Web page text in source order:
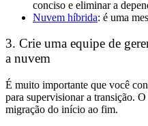
conciso e eliminar a
Nuvem híbrida: é uma
3. Crie uma equipe de
a nuvem
É muito importante que você
para supervisionar a transição.
migração do início ao fim.